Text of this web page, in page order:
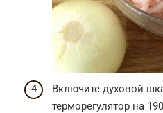
Включите духовой
терморегулятор на